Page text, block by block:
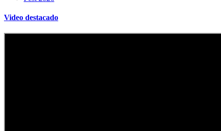
Video destacado